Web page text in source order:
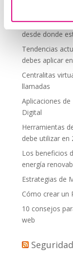
Telefonía
desde donde
Tendencias
debes aplicar
Centralitas
llamadas
Aplicaciones
Digital
Herramientas
debe utilizar en
Los beneficios
energía
Estrategias de
Cómo crear un
10 consejos
web
Seguridad